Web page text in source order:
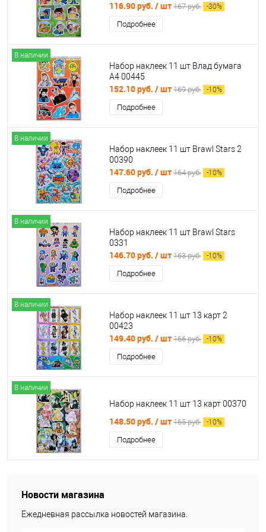
116.90 руб. / шт 167 руб. -30%
Подробнее
В наличии
Набор наклеек 11 шт Влад бумага
А4 00445
152.10 руб. / шт 169 руб. -10%
Подробнее
В наличии
Набор наклеек 11 шт Brawl Stars 2
00390
147.60 руб. / шт 164 руб. -10%
Подробнее
В наличии
Набор наклеек 11 шт Brawl Stars
0331
146.70 руб. / шт 163 руб. -10%
Подробнее
В наличии
Набор наклеек 11 шт 13 карт 2
00423
149.40 руб. / шт 166 руб. -10%
Подробнее
В наличии
Набор наклеек 11 шт 13 карт 00370
148.50 руб. / шт 165 руб. -10%
Подробнее
Новости магазина
Ежедневная рассылка новостей магазина.